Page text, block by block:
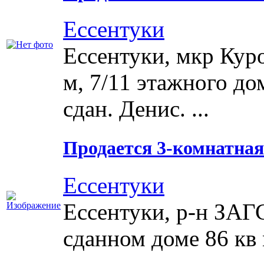
Ессентуки
Ессентуки, мкр
м, 7/11 этажного
сдан. Денис. ...
Продается 3-
Ессентуки
Ессентуки, р-н
сданном доме 86